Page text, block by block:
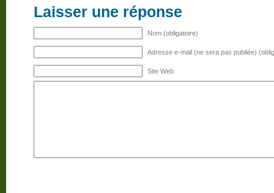
Laisser une réponse
Nom (obligatoire)
Adresse e-mail (ne sera pas publiée)
Site Web